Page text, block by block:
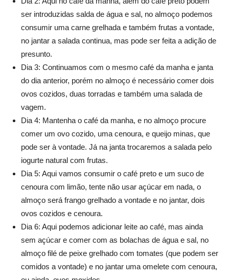
ser introduzidas salda de água e sal, no almoço podemos
consumir uma carne grelhada e também frutas a vontade,
no jantar a salada continua, mas pode ser feita a adição de
presunto.
Dia 3: Continuamos com o mesmo café da manha e janta
do dia anterior, porém no almoço é necessário comer dois
ovos cozidos, duas torradas e também uma salada de
vagem.
Dia 4: Mantenha o café da manha, e no almoço procure
comer um ovo cozido, uma cenoura, e queijo minas, que
pode ser à vontade. Já na janta trocaremos a salada pelo
iogurte natural com frutas.
Dia 5: Aqui vamos consumir o café preto e um suco de
cenoura com limão, tente não usar açúcar em nada, o
almoço será frango grelhado a vontade e no jantar, dois
ovos cozidos e cenoura.
Dia 6: Aqui podemos adicionar leite ao café, mas ainda
sem açúcar e comer com as bolachas de água e sal, no
almoço filé de peixe grelhado com tomates (que podem ser
comidos a vontade) e no jantar uma omelete com cenoura,